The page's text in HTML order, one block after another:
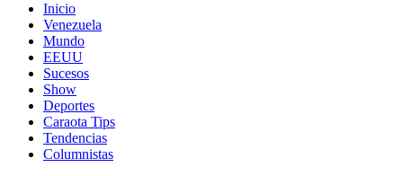
Inicio
Venezuela
Mundo
EEUU
Sucesos
Show
Deportes
Caraota Tips
Tendencias
Columnistas